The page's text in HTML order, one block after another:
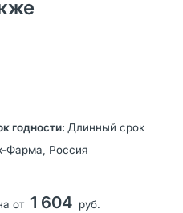
Длинный срок
Фарма, Россия
от 1 604 руб.